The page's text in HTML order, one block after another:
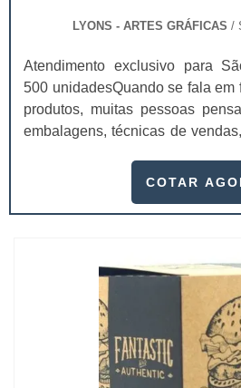
LYONS - ARTES GRÁFICAS /
Atendimento exclusivo para
500 unidadesQuando se fala em
produtos, muitas pessoas
embalagens, técnicas de
e logística adequada, esses
um papel de destaque muito
COTAR